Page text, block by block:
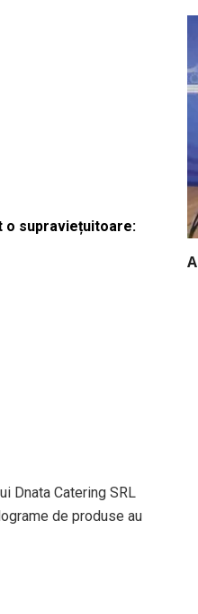
o supraviețuitoare:
Dnata Catering SRL
de produse au